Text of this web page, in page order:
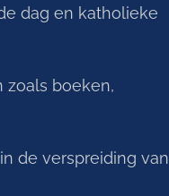
dag en katholieke
zoals boeken,
de verspreiding van